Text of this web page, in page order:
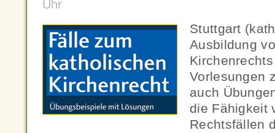
Uhr
Stuttgart
Ausbildung
Vorlesungen
auch
die Fähigkeit
Rechtsfällen